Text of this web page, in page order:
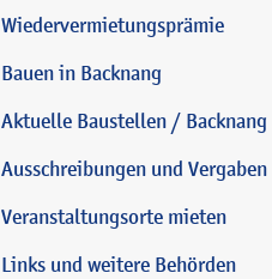
Wiedervermietungsprämie
Bauen in Backnang
Aktuelle Baustellen /
Ausschreibungen und Vergaben
Veranstaltungsorte mieten
Links und weitere Behörden